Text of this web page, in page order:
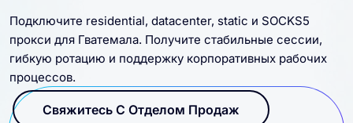
Подключите residential, datacenter, static и SOCKS5
прокси для Гватемала. Получите стабильные сессии,
гибкую ротацию и поддержку корпоративных рабочих
процессов.
Свяжитесь С Отделом Продаж